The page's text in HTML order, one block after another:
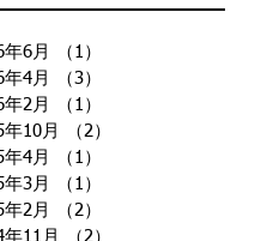
6月 （1）
4月
（3）
2月
（1）
年10月
（2）
4月
（1）
3月
（1）
2月
（2）
年11月
（2）